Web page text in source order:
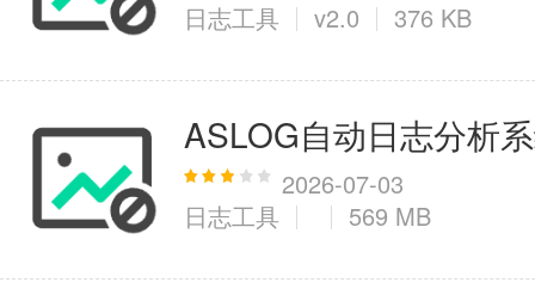
日志工具
v2.0 376 KB
ASLOG自动日志分析
2026-07-03
日志工具
569 MB